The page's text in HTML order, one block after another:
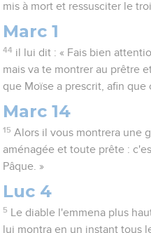
mis à mort et ressusciter le
Marc 1
44 il lui dit : « Fais bien
mais va te montrer au prêtre
que Moïse a prescrit, afin
Marc 14
15 Alors il vous montrera une
aménagée et toute prête :
Pâque. »
Luc 4
5
Le diable l'emmena plus
lui montra en un instant tous